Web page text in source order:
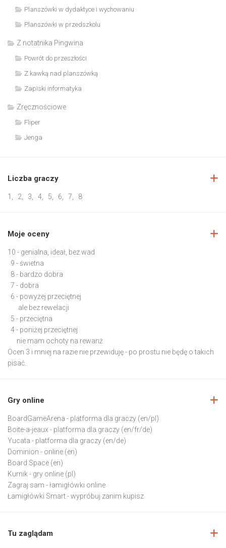
Planszówki w dydaktyce i wychowaniu
Planszówki w przedszkolu
Z notatnika Pingwina
Powrót do przeszłości
Z kawką nad planszówką
Zapiski informatyka
Zręcznościowe
Fliper
Jenga
Liczba graczy
1 , 2, 3, 4, 5, 6, 7, 8
Moje oceny
10 - genialna, ideał, bez wad
9 - świetna
8 - bardzo dobra
7 - dobra
6 - powyżej przeciętnej
ale bez rewelacji
5 - przeciętna
4 - poniżej przeciętnej
nie mam ochoty na rewanż
Ocen 3 i mniej na razie nie przewiduję - po prostu nie będę o takich
pisać.
Gry online
BoardGameArena - platforma dla graczy (en/pl)
Boite-a-jeaux - platforma dla graczy (en/fr/de)
Yucata - platforma dla graczy (en/de)
Dominion - online (en)
Board Space (en)
Kurnik- gry online (pl)
Zagraj sam - łamigłówki online
Łamigłówki Smart- wypróbuj zanim kupisz
Tu zaglądam